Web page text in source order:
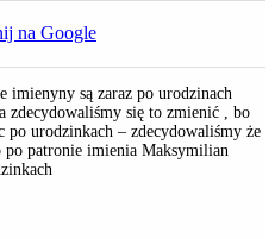
na Google
imienyny są zaraz po urodzinach
się to zmienić , bo
po urodzinkach – zdecydowaliśmy że
po patronie imienia Maksymilian